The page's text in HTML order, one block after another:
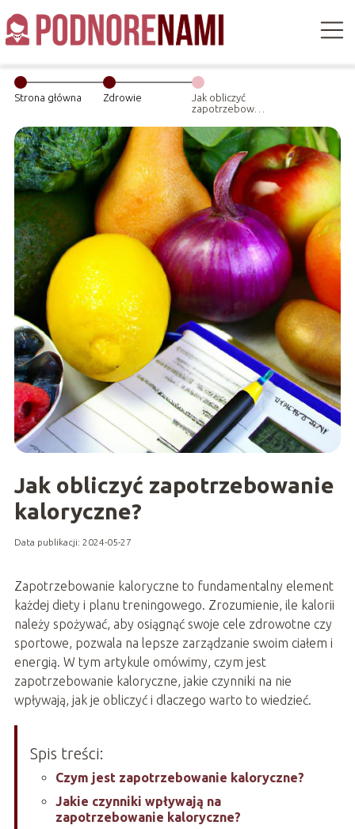
Strona główna Zdrowie
Jak obliczyć
zapotrzebowanie
Jak obliczyć zapotrzebowanie
kaloryczne?
Data publikacji: 2024-05-27
Zapotrzebowanie kaloryczne to fundamentalny element
każdej diety i planu treningowego. Zrozumienie, ile kalorii
należy spożywać, aby osiągnąć swoje cele zdrowotne czy
sportowe, pozwala na lepsze zarządzanie swoim ciałem i
energią. W tym artykule omówimy, czym jest
zapotrzebowanie kaloryczne, jakie czynniki na nie
wpływają, jak je obliczyć i dlaczego warto to wiedzieć.
Spis treści:
Czym jest zapotrzebowanie kaloryczne?
Jakie czynniki wpływają na
zapotrzebowanie kaloryczne?